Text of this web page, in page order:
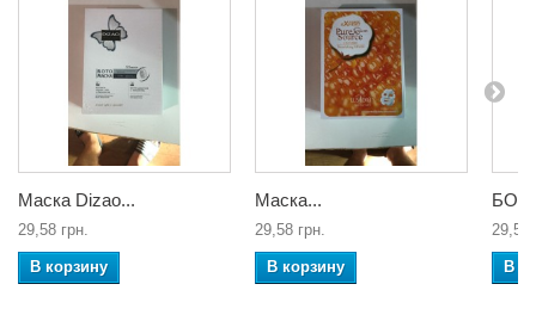
Маска Dizao...
29,58 грн.
В корзину
Маска...
29,58 грн.
В корзину
29,58
В